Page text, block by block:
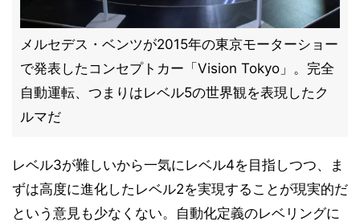
メルセデス・ベンツが2015年の東京モーターショー
で発表したコンセプトカー「Vision Tokyo」。完全
自動運転、つまりはレベル5の世界観を表現したク
ルマだ
レベル3が難しいから一気にレベル4を目指しつつ、ま
ずは高度に進化したレベル2を実現することが現実的だ
という意見も少なくない。自動化定義のレベリングに